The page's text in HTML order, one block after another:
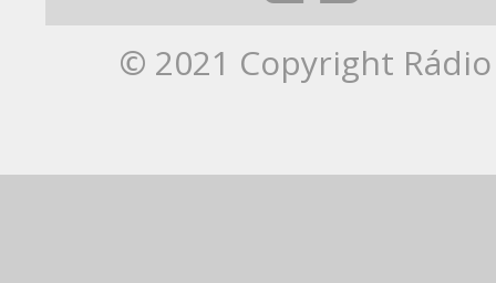
© 2021 Copyright